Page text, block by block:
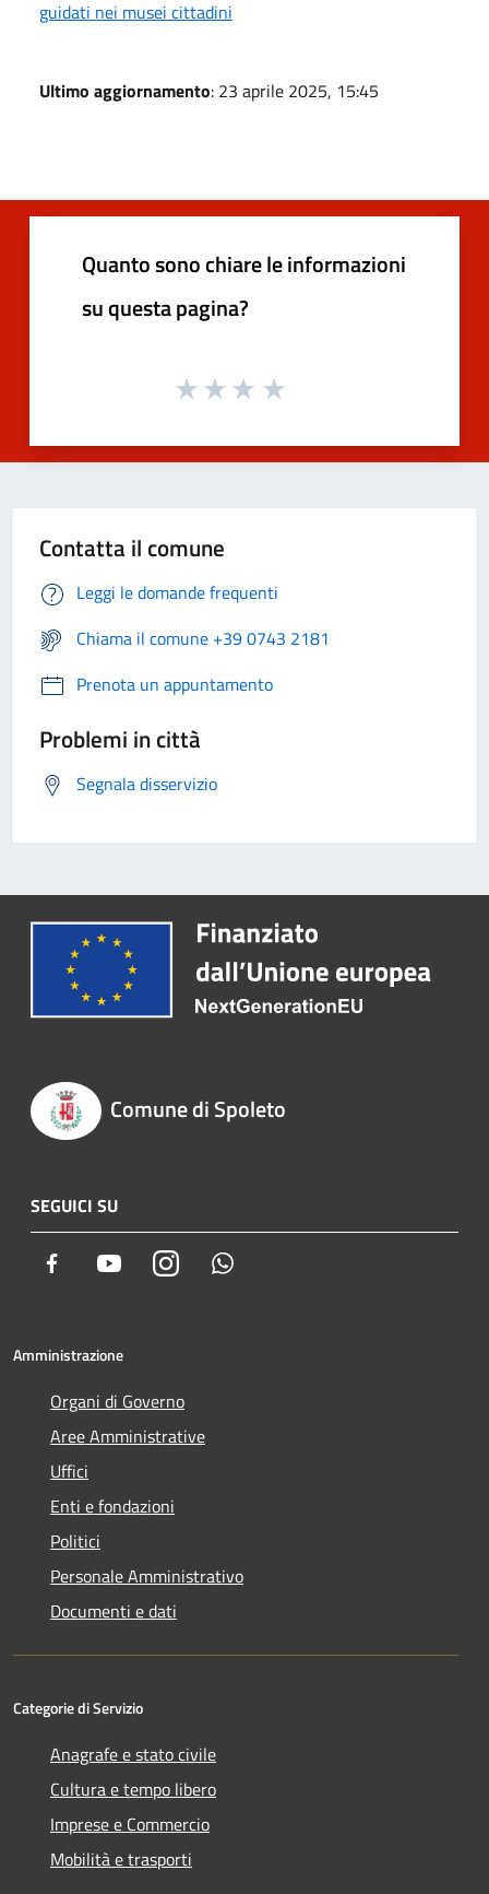
guidati nei musei cittadini
Ultimo aggiornamento: 23 aprile 2025, 15:45
Quanto sono chiare le informazioni
su questa pagina?
Contatta il comune
Leggi le domande frequenti
Chiama il comune +39 0743 2181
Prenota un appuntamento
Problemi in città
Segnala disservizio
Comune di Spoleto
SEGUICI SU
Facebook YoutubeInstagram
Amministrazione
Organi di Governo
Aree Amministrative
Uffici
Enti e fondazioni
Politici
Personale Amministrativo
Documenti e dati
Categorie di Servizio
Anagrafe e stato civile
Cultura e tempo libero
Imprese e Commercio
Mobilità e trasporti